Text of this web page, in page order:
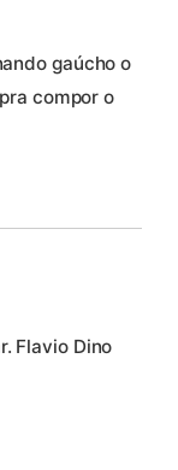
gaúcho o
compor o
Flavio Dino